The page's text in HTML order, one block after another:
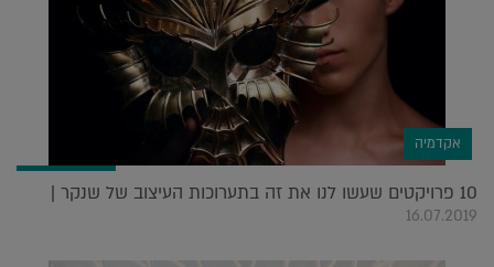
אקדמיה
10 פרויקטים שעשו לנו את זה בתערוכות העיצוב של שנקר |
16.07.2019